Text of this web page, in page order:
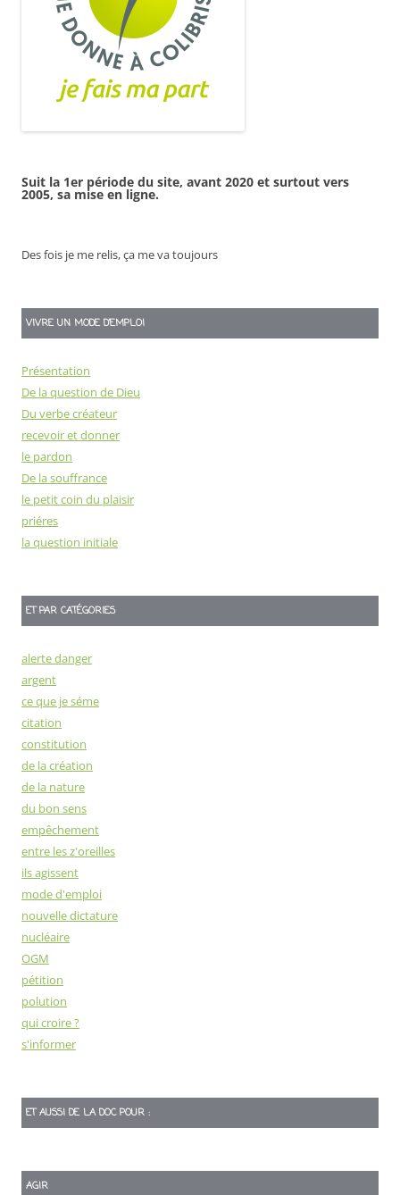
Suit la 1er période du site, avant 2020 et surtout vers
2005, sa mise en ligne.
Des fois je me relis, ça me va toujours
VIVRE UN MODE D’EMPLOI
Présentation
De la question de Dieu
Du verbe créateur
recevoir et donner
le pardon
De la souffrance
le petit coin du plaisir
priéres
la question initiale
ET PAR CATÉGORIES
alerte danger
argent
ce que je séme
citation
constitution
de la création
de la nature
du bon sens
empêchement
entre les z'oreilles
ils agissent
mode d'emploi
nouvelle dictature
nucléaire
OGM
pétition
polution
qui croire ?
s'informer
ET AUSSI DE LA DOC POUR :
AGIR